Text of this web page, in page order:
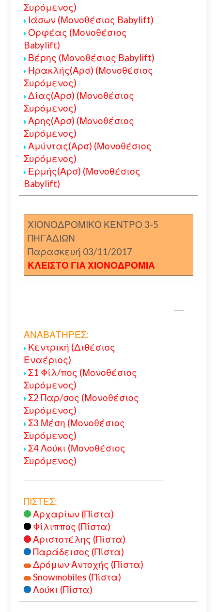
Συρόμενος)
Ιάσων (Μονοθέσιος Babylift)
Ορφέας (Μονοθέσιος
Babylift)
Βέρης (Μονοθέσιος Babylift)
Ηρακλής(Αρσ) (Μονοθέσιος
Συρόμενος)
Δίας(Αρσ) (Μονοθέσιος
Συρόμενος)
Αρης(Αρσ) (Μονοθέσιος
Συρόμενος)
Αμύντας(Αρσ) (Μονοθέσιος
Συρόμενος)
Ερμής(Αρσ) (Μονοθέσιος
Babylift)
ΧΙΟΝΟΔΡΟΜΙΚΟ ΚΕΝΤΡΟ 3-5
ΠΗΓΑΔΙΩΝ
Παρασκευή 03/11/2017
ΚΛΕΙΣΤΟ ΓΙΑ ΧΙΟΝΟΔΡΟΜΙΑ
ΑΝΑΒΑΤΗΡΕΣ:
Κεντρική (Διθέσιος
Εναέριος)
Σ1 Φίλ/πος (Μονοθέσιος
Συρόμενος)
Σ2 Παρ/σος (Μονοθέσιος
Συρόμενος)
Σ3 Μέση (Μονοθέσιος
Συρόμενος)
Σ4 Λούκι (Μονοθέσιος
Συρόμενος)
ΠΙΣΤΕΣ:
Αρχαρίων (Πίστα)
Φίλιππος (Πίστα)
Αριστοτέλης (Πίστα)
Παράδεισος (Πίστα)
Δρόμων Αντοχής (Πίστα)
Snowmobiles (Πίστα)
Λούκι (Πίστα)